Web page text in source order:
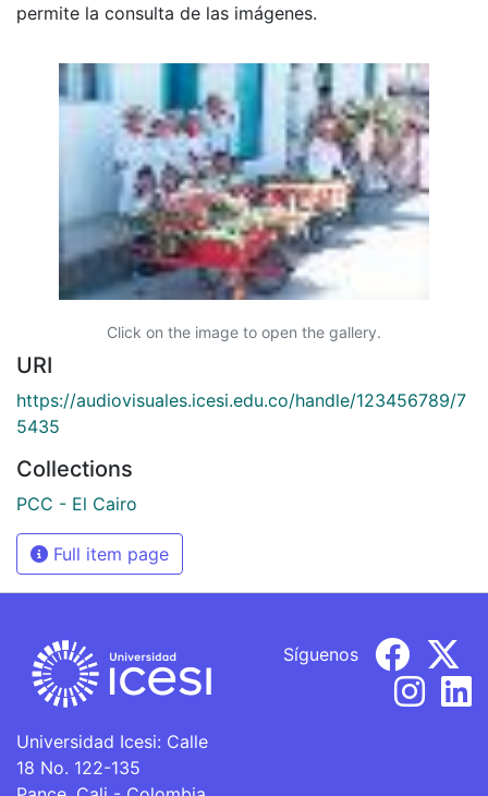
permite la consulta de las imágenes.
Click on the image to open the gallery.
URI
https://audiovisuales.icesi.edu.co/handle/123456789/7
5435
Collections
PCC - El Cairo
Full item page
Universidad Icesi: Calle
18 No. 122-135
Síguenos